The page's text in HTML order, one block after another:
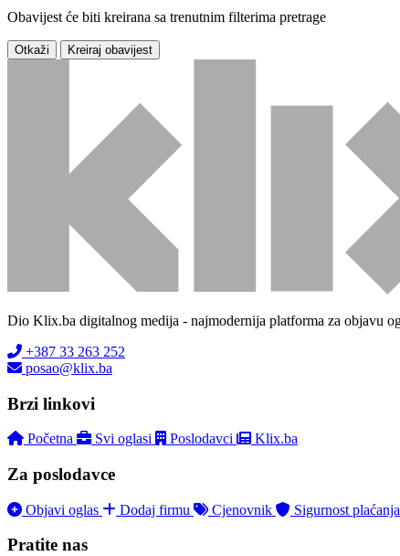
Obavijest će biti kreirana sa trenutnim filterima pretrage
Otkaži Kreiraj obavijest
Dio Klix.ba digitalnog medija - najmodernija platforma za objavu
+387 33 263 252
posao@klix.ba
Brzi linkovi
Početna Svi oglasi Poslodavci Klix.ba
Za poslodavce
Objavi oglas Dodaj firmu Cjenovnik Sigurnost plaćanja
Pratite nas